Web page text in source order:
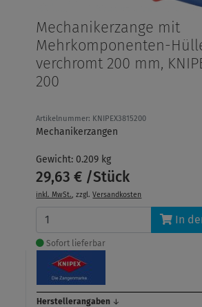
Mechanikerzange mit
Mehrkomponenten-
verchromt 200 mm,
200
Artikelnummer: KNIPEX3815200
Mechanikerzangen
Gewicht: 0.209 kg
29,63 € /Stück
inkl. MwSt., zzgl.Versandkosten
In
Sofort lieferbar
Herstellerangaben ↓